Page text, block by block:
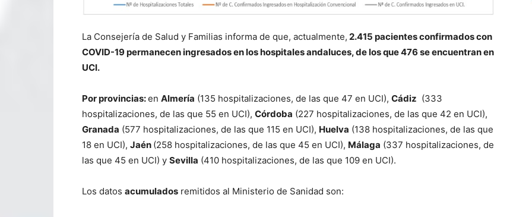
La Consejería de Salud y Familias informa de que, actualmente, 2.415 pacientes confirmados con
COVID-19 permanecen ingresados en los hospitales andaluces, de los que 476 se encuentran en
UCI.
Por provincias:en Almería (135 hospitalizaciones, de las que 47 en UCI), Cádiz (333
hospitalizaciones, de las que 55 en UCI), Córdoba (227 hospitalizaciones, de las que 42 en UCI),
Granada (577 hospitalizaciones, de las que 115 en UCI), Huelva (138 hospitalizaciones, de las que
18 en UCI), Jaén (258 hospitalizaciones, de las que 45 en UCI), Málaga (337 hospitalizaciones, de
las que 45 en UCI) y Sevilla (410 hospitalizaciones, de las que 109 en UCI).
Los datos acumulados remitidos al Ministerio de Sanidad son: